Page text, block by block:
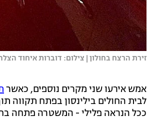
זירת הרצח בחולון | צילום: דוברות איחוד
אמש אירעו שני מקרים נוספים, כאשר
לבית החולים בילינסון בפתח תקווה
ככל הנראה פלילי - המשטרה פתחה